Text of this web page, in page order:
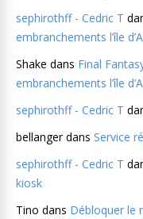
sephirothff - Cedric T
embranchements l’île
Shake dans Final
embranchements l’île
sephirothff - Cedric T
bellangerdans Service
sephirothff - Cedric T
kiosk
Tino dans Débloquer le